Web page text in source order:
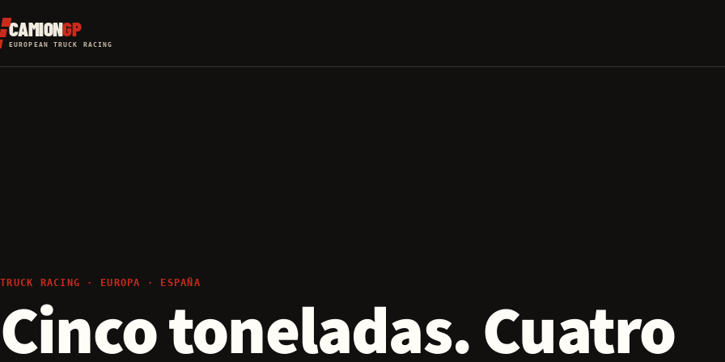
CAMIONGP
EUROPEAN TRUCK RACING
TRUCK RACING · EUROPA · ESPAÑA
Cinco toneladas. Cuatro